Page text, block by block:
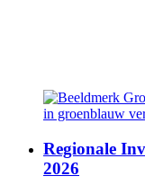
Regionale
2026